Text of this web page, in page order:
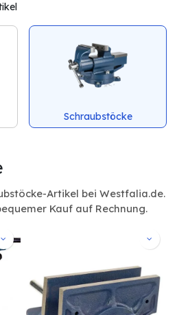
Schraubstöcke
Artikel bei Westfalia.de.
Kauf auf Rechnung.